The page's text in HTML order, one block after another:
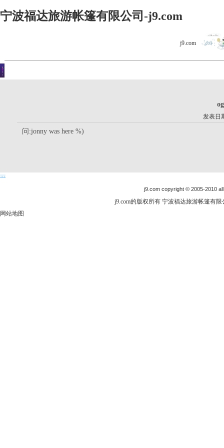
宁波福达旅游帐篷有限公司-j9.com
j9.com
发表日
问:jonny was here %)
j9.com copyright © 2005-2010
j9.com的版权所有 宁波福达旅游帐篷有
网站地图